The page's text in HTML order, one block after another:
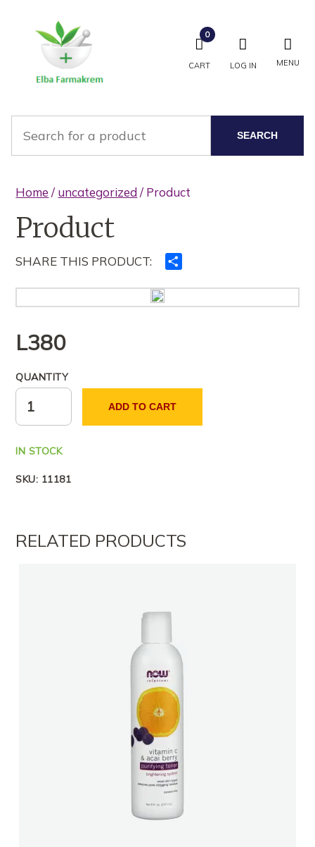
CART
0
LOG IN MENU
SEARCH
Home / uncategorized / Product
Product
SHARE THIS PRODUCT:
tjerët
L380
QUANTITY
ADD TO CART
IN STOCK
SKU: 11181
RELATED PRODUCTS